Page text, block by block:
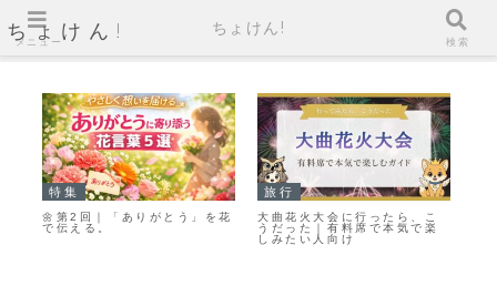
ちょけん!
特集
🌼第2回｜「ありがとう」を花
で伝える。
旅行
大曲花火大会に行ったら、こ
うだった｜有料席で本気で楽
しみたい人向け
メニュー
ちょけん!
検索